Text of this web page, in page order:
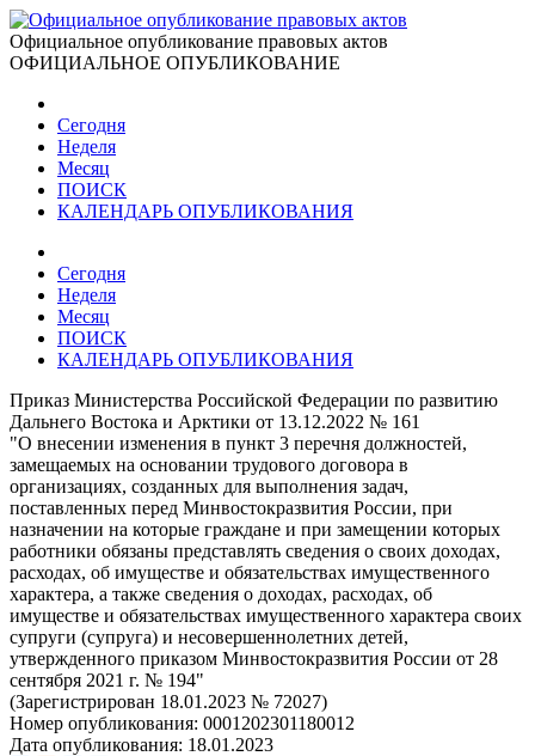
Официальное опубликование правовых актов
ОФИЦИАЛЬНОЕ ОПУБЛИКОВАНИЕ
Сегодня
Неделя
Месяц
ПОИСК
КАЛЕНДАРЬ ОПУБЛИКОВАНИЯ
Сегодня
Неделя
Месяц
ПОИСК
КАЛЕНДАРЬ ОПУБЛИКОВАНИЯ
Приказ Министерства Российской Федерации по развитию
Дальнего Востока и Арктики от 13.12.2022 № 161
"О внесении изменения в пункт 3 перечня должностей,
замещаемых на основании трудового договора в
организациях, созданных для выполнения задач,
поставленных перед Минвостокразвития России, при
назначении на которые граждане и при замещении которых
работники обязаны представлять сведения о своих доходах,
расходах, об имуществе и обязательствах имущественного
характера, а также сведения о доходах, расходах, об
имуществе и обязательствах имущественного характера своих
супруги (супруга) и несовершеннолетних детей,
утвержденного приказом Минвостокразвития России от 28
сентября 2021 г. № 194"
(Зарегистрирован 18.01.2023 № 72027)
Номер опубликования: 0001202301180012
Дата опубликования: 18.01.2023